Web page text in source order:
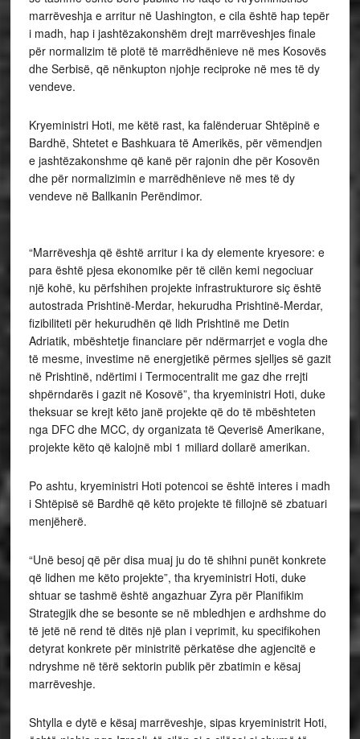
marrëveshja e arritur në Uashington, e cila është hap tepër
i madh, hap i jashtëzakonshëm drejt marrëveshjes finale
për normalizim të plotë të marrëdhënieve në mes Kosovës
dhe Serbisë, që nënkupton njohje reciproke në mes të dy
vendeve.
Kryeministri Hoti, me këtë rast, ka falënderuar Shtëpinë e
Bardhë, Shtetet e Bashkuara të Amerikës, për vëmendjen
e jashtëzakonshme që kanë për rajonin dhe për Kosovën
dhe për normalizimin e marrëdhënieve në mes të dy
vendeve në Ballkanin Perëndimor.
“Marrëveshja që është arritur i ka dy elemente kryesore: e
para është pjesa ekonomike për të cilën kemi negociuar
një kohë, ku përfshihen projekte infrastrukturore siç është
autostrada Prishtinë-Merdar, hekurudha Prishtinë-Merdar,
fizibiliteti për hekurudhën që lidh Prishtinë me Detin
Adriatik, mbështetje financiare për ndërmarrjet e vogla dhe
të mesme, investime në energjetikë përmes sjelljes së gazit
në Prishtinë, ndërtimi i Termocentralit me gaz dhe rrejti
shpërndarës i gazit në Kosovë”, tha kryeministri Hoti, duke
theksuar se krejt këto janë projekte që do të mbështeten
nga DFC dhe MCC, dy organizata të Qeverisë Amerikane,
projekte këto që kalojnë mbi 1 miliard dollarë amerikan.
Po ashtu, kryeministri Hoti potencoi se është interes i madh
i Shtëpisë së Bardhë që këto projekte të fillojnë së zbatuari
menjëherë.
“Unë besoj që për disa muaj ju do të shihni punët konkrete
që lidhen me këto projekte”, tha kryeministri Hoti, duke
shtuar se tashmë është angazhuar Zyra për Planifikim
Strategjik dhe se besonte se në mbledhjen e ardhshme do
të jetë në rend të ditës një plan i veprimit, ku specifikohen
detyrat konkrete për ministritë përkatëse dhe agjencitë e
ndryshme në tërë sektorin publik për zbatimin e kësaj
marrëveshje.
Shtylla e dytë e kësaj marrëveshje, sipas kryeministrit Hoti,